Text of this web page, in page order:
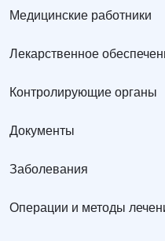
Медицинские работники
Лекарственное
Контролирующие органы
Документы
Заболевания
Операции и методы